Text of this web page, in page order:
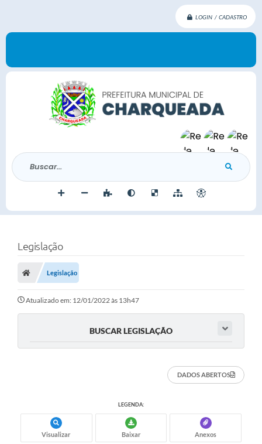
LOGIN / CADASTRO
Buscar...
Legislação
Legislação
Atualizado em: 12/01/2022 às 13h47
BUSCAR LEGISLAÇÃO
DADOS ABERTOS
LEGENDA:
Visualizar Baixar Anexos